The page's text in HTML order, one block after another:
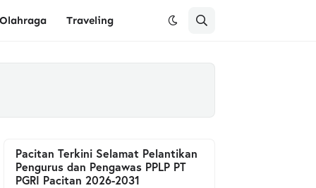
Olahraga Traveling
Pacitan Terkini Selamat Pelantikan
Pengurus dan Pengawas PPLP PT
PGRI Pacitan 2026-2031